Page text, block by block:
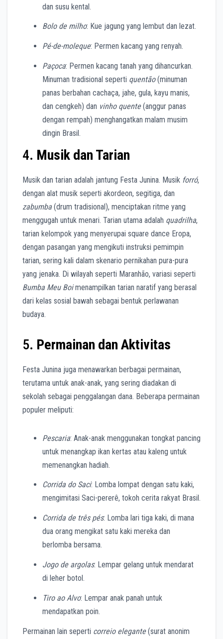
dan susu kental.
Bolo de milho: Kue jagung yang lembut dan lezat.
Pé-de-moleque: Permen kacang yang renyah.
Paçoca: Permen kacang tanah yang dihancurkan.
Minuman tradisional seperti quentão(minuman
panas berbahan cachaça, jahe, gula, kayu manis,
dan cengkeh) dan vinho quente(anggur panas
dengan rempah) menghangatkan malam musim
dingin Brasil.
4. Musik dan Tarian
Musik dan tarian adalah jantung Festa Junina. Musik forró,
dengan alat musik seperti akordeon, segitiga, dan
zabumba(drum tradisional), menciptakan ritme yang
menggugah untuk menari. Tarian utama adalah quadrilha,
tarian kelompok yang menyerupai square dance Eropa,
dengan pasangan yang mengikuti instruksi pemimpin
tarian, sering kali dalam skenario pernikahan pura-pura
yang jenaka. Di wilayah seperti Maranhão, variasi seperti
Bumba Meu Boimenampilkan tarian naratif yang berasal
dari kelas sosial bawah sebagai bentuk perlawanan
budaya.
5. Permainan dan Aktivitas
Festa Junina juga menawarkan berbagai permainan,
terutama untuk anak-anak, yang sering diadakan di
sekolah sebagai penggalangan dana. Beberapa permainan
populer meliputi:
Pescaria: Anak-anak menggunakan tongkat pancing
untuk menangkap ikan kertas atau kaleng untuk
memenangkan hadiah.
Corrida do Saci: Lomba lompat dengan satu kaki,
mengimitasi Saci-pererê, tokoh cerita rakyat Brasil.
Corrida de três pés: Lomba lari tiga kaki, di mana
dua orang mengikat satu kaki mereka dan
berlomba bersama.
Jogo de argolas: Lempar gelang untuk mendarat
di leher botol.
Tiro ao Alvo: Lempar anak panah untuk
mendapatkan poin.
Permainan lain seperti correio elegante(surat anonim